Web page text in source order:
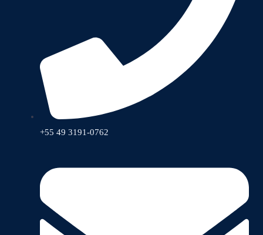
+55 49 3191-0762